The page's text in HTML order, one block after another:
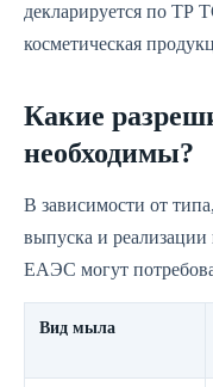
декларируется по ТР
косметическая
Какие
необходимы?
В зависимости от
выпуска и
ЕАЭС могут
Вид мыла